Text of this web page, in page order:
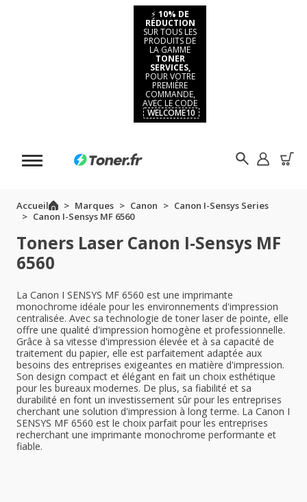
⚡ 10% DE
RÉDUCTION
SUR TOUS LES
PRODUITS DE
LA GAMME
TONER
SERVICES,
POUR VOTRE
PREMIÈRE
COMMANDE,
AVEC LE CODE
WELCOME10
Accueil Marques Canon
Canon I-Sensys Series
Canon I-Sensys MF 6560
Toners Laser Canon I-Sensys MF
6560
La Canon I SENSYS MF 6560 est une imprimante
monochrome idéale pour les environnements d'impression
centralisée. Avec sa technologie de toner laser de pointe, elle
offre une qualité d'impression homogène et professionnelle.
Grâce à sa vitesse d'impression élevée et à sa capacité de
traitement du papier, elle est parfaitement adaptée aux
besoins des entreprises exigeantes en matière d'impression.
Son design compact et élégant en fait un choix esthétique
pour les bureaux modernes. De plus, sa fiabilité et sa
durabilité en font un investissement sûr pour les entreprises
cherchant une solution d'impression à long terme. La Canon I
SENSYS MF 6560 est le choix parfait pour les entreprises
recherchant une imprimante monochrome performante et
fiable.